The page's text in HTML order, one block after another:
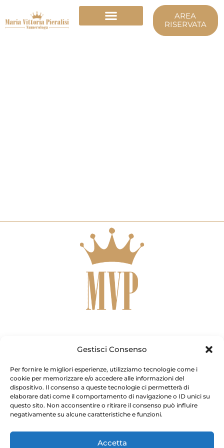
Gestisci Consenso
Per fornire le migliori esperienze, utilizziamo tecnologie come i
cookie per memorizzare e/o accedere alle informazioni del
dispositivo. Il consenso a queste tecnologie ci permetterà di
elaborare dati come il comportamento di navigazione o ID unici su
questo sito. Non acconsentire o ritirare il consenso può influire
negativamente su alcune caratteristiche e funzioni.
Accetta
contenuto
AREA
RISERVATA
F
a
c
e
b
o
o
-
T
w
i
t
t
e
r
I
n
s
t
a
g
r
m
Y
o
u
t
u
b
e
W
h
a
t
s
a
p
Copyright © [current_year] – Pieralisi Maria Vittoria. Tutti i
diritti riservati.
Pieralisi Maria Vittoria – Via Genova, 10 – Fiano Romano